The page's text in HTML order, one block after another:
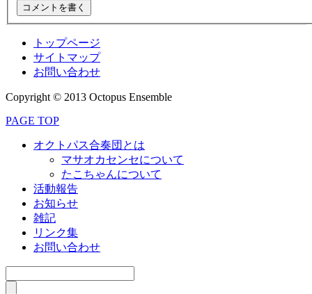
トップページ
サイトマップ
お問い合わせ
Copyright © 2013 Octopus Ensemble
PAGE TOP
オクトパス合奏団とは
マサオカセンセについて
たこちゃんについて
活動報告
お知らせ
雑記
リンク集
お問い合わせ